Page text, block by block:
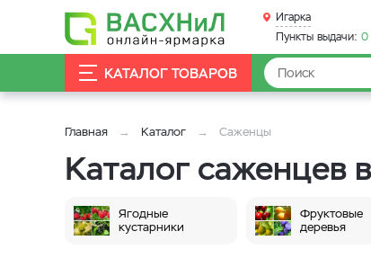
Игарка
Пункты выдачи: 0
КАТАЛОГ ТОВАРОВ
Главная Каталог Саженцы
Каталог саженцев
Ягодные
кустарники
Фруктовые
деревья